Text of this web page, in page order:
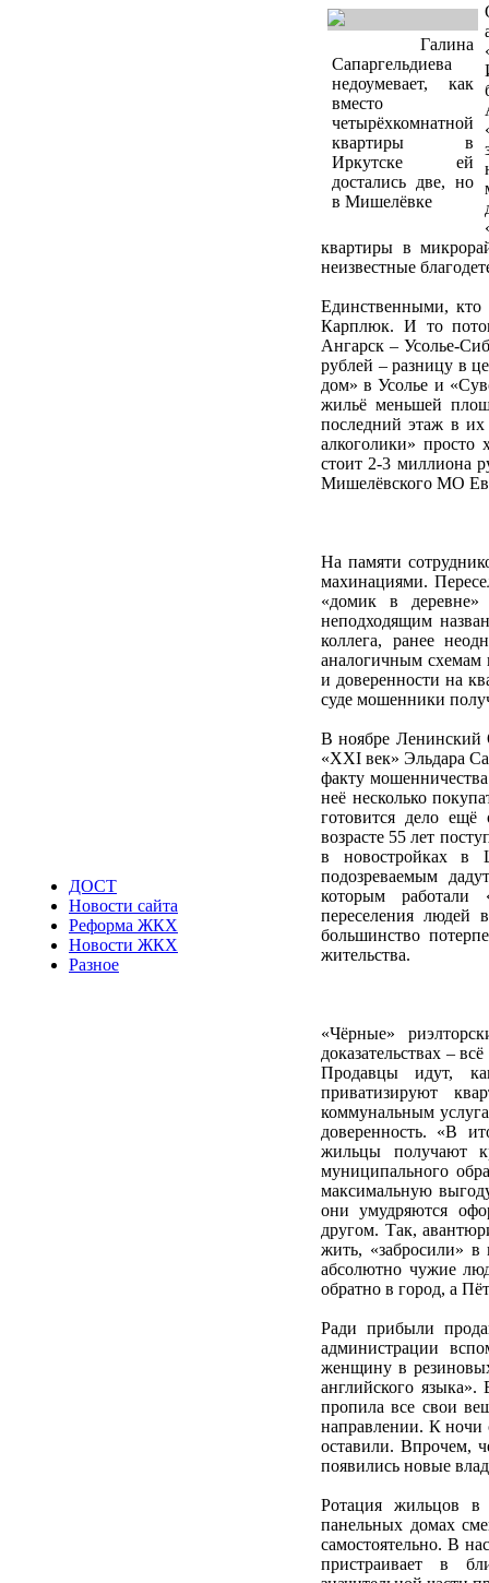
ДОСТ
Новости сайта
Реформа ЖКХ
Новости ЖКХ
Разное
Галина
Сапаргельдиева
недоумевает, как
вместо
четырёхкомнатной
квартиры в
Иркутске ей
достались две, но
в Мишелёвке
квартиры в
неизвестные
Единственными, кто
Карплюк. И то
Ангарск – Усолье-
рублей – разницу в
дом» в Усолье и
жильё меньшей
последний этаж в
алкоголики» просто
стоит 2-3 миллиона
Мишелёвского МО
На памяти
махинациями.
«домик в деревне»
неподходящим
коллега, ранее
аналогичным схемам
и доверенности на
суде мошенники
В ноябре Ленинский
«XXI век» Эльдара
факту
неё несколько
готовится дело
возрасте 55 лет
в новостройках в
подозреваемым
которым работали
переселения людей
большинство
жительства.
«Чёрные»
доказательствах –
Продавцы идут,
приватизируют
коммунальным
доверенность. «В
жильцы получают
муниципального
максимальную
они умудряются
другом. Так,
жить, «забросили»
абсолютно чужие
обратно в город, а
Ради прибыли
администрации
женщину в
английского
пропила все свои
направлении. К ночи
оставили. Впрочем,
появились новые
Ротация жильцов в
панельных домах
самостоятельно. В
пристраивает в